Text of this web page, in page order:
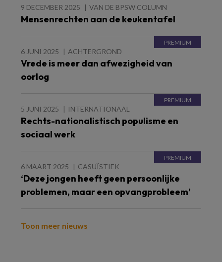
9 DECEMBER 2025 VAN DE BPSW COLUMN
Mensenrechten aan de keukentafel
6 JUNI 2025 ACHTERGROND
Vrede is meer dan afwezigheid van
oorlog
5 JUNI 2025 INTERNATIONAAL
Rechts-nationalistisch populisme en
sociaal werk
6 MAART 2025 CASUÏSTIEK
‘Deze jongen heeft geen persoonlijke
problemen, maar een opvangprobleem’
Toon meer nieuws